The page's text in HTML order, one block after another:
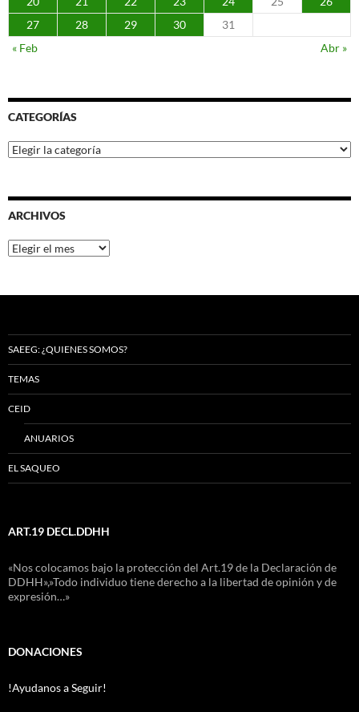
27
28 29 30
31
« Feb
Abr »
CATEGORÍAS
Categorías
ARCHIVOS
Archivos
SAEEG: ¿QUIENES SOMOS?
TEMAS
CEID
ANUARIOS
EL SAQUEO
ART.19 DECL.DDHH
«Nos colocamos bajo la protección del Art.19 de la Declaración de
DDHH»,»Todo individuo tiene derecho a la libertad de opinión y de
expresión…»
DONACIONES
!Ayudanos a Seguir!